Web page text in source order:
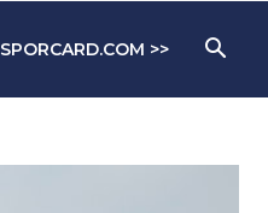
SPORCARD.COM >>